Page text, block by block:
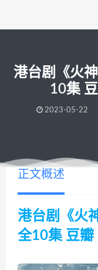
港台剧《火
10集
2023-05-22
正文概述
港台剧《火
全10集 豆瓣